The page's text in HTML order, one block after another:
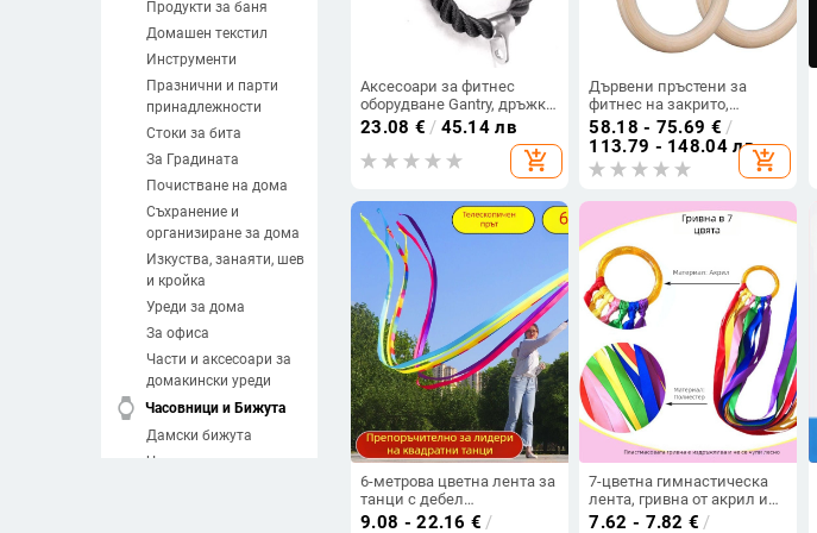
Продукти за баня
Домашен текстил
Инструменти
Празнични и парти
принадлежности
Стоки за бита
За Градината
Почистване на дома
Съхранение и
организиране за дома
Изкуства, занаяти, шев
и кройка
Уреди за дома
За офиса
Части и аксесоари за
домакински уреди
watch
Часовници и Бижута
Дамски бижута
Часовници
Аксесоари за фитнес
оборудване Gantry, дръжка
на въже с по-ниско
налягане, единична глава,
двойна глава, въже за
тренировка на трицепс
23.08 € / 45.14 лв
add_shopping_cart
Дървени пръстени за
фитнес на закрито,
пръстени за гимнастика,
домакински спортни
пръстени за набиране,
регулируеми пръстени
58.18 - 75.69 € /
113.79 - 148.04 лв
add_shopping_cart
6-метрова цветна лента за
танци с дебел
телескопичен прът за
9.08 - 22.16 € /
7-цветна гимнастическа
лента, гривна от акрил и
дървен пръстен – детска
7.62 - 7.82 € /